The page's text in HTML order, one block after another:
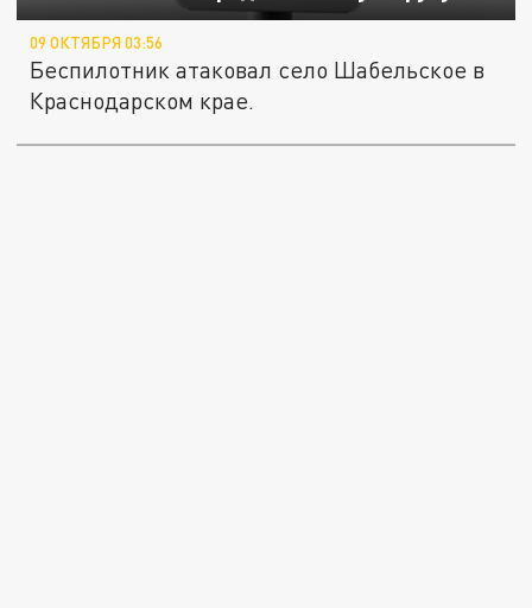
09 ОКТЯБРЯ 03:56
Беспилотник атаковал село Шабельское в
Краснодарском крае.